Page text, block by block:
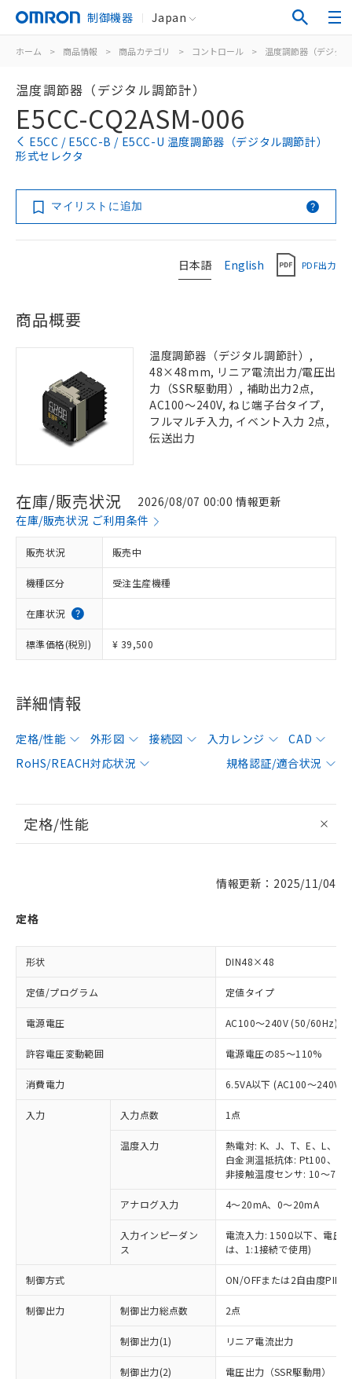
制御機器 Japan
ホーム > 商品情報 > 商品カテゴリ > コントロール > 温度調節器（デジタ
温度調節器（デジタル調節計）
E5CC-CQ2ASM-006
E5CC / E5CC-B / E5CC-U 温度調節器（デジタル調節計）
形式セレクタ
マイリストに追加
日本語 English PDF出力
商品概要
温度調節器（デジタル調節計）,
48×48mm, リニア電流出力/電圧出
力（SSR駆動用）, 補助出力2点,
AC100～240V, ねじ端子台タイプ,
フルマルチ入力, イベント入力 2点,
伝送出力
在庫/販売状況
2026/08/07 00:00 情報更新
在庫/販売状況 ご利用条件
販売状況 販売中
機種区分 受注生産機種
在庫状況
標準価格(税別) ¥ 39,500
詳細情報
定格/性能 外形図 接続図 入力レンジ
CAD
RoHS/REACH対応状況
規格認証/適合状況
定格/性能
情報更新：2025/11/04
定格
形状 DIN48×48
定値/プログラム 定値タイプ
電源電圧 AC100～240V (50/60Hz)
許容電圧変動範囲 電源電圧の85～110%
消費電力 6.5VA以下 (AC100～240V時
入力 入力点数 1点
温度入力
熱電対: K、J、T、E、L、U
白金測温抵抗体: Pt100、
非接触温度センサ: 10～
アナログ入力 4～20mA、0～20mA
入力インピーダン
ス
電流入力: 150Ω以下、電圧
は、1:1接続で使用)
制御方式 ON/OFFまたは2自由度PID
制御出力 制御出力総点数 2点
制御出力(1) リニア電流出力
制御出力(2) 電圧出力（SSR駆動用）